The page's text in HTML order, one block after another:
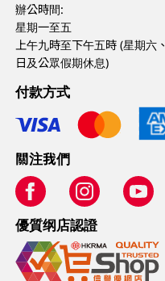
辦公時間:
星期一至五
上午九時至下午五時 (星期六、
日及公眾假期休息)
付款方式
關注我們
優質纲店認證